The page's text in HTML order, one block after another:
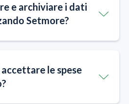
e archiviare i dati
Setmore?
le spese